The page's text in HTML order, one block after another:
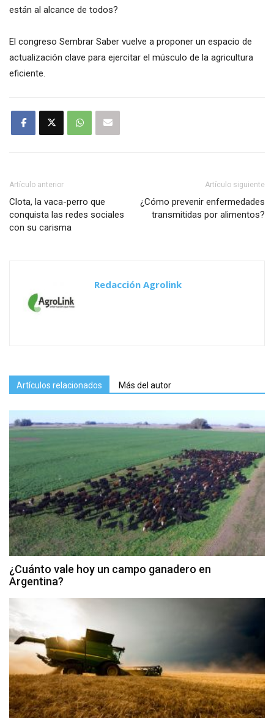
están al alcance de todos?
El congreso Sembrar Saber vuelve a proponer un espacio de
actualización clave para ejercitar el músculo de la agricultura
eficiente.
Artículo anterior
Clota, la vaca-perro que
conquista las redes sociales
con su carisma
Artículo siguiente
¿Cómo prevenir enfermedades
transmitidas por alimentos?
Redacción Agrolink
Artículos relacionados Más del autor
¿Cuánto vale hoy un campo ganadero en
Argentina?